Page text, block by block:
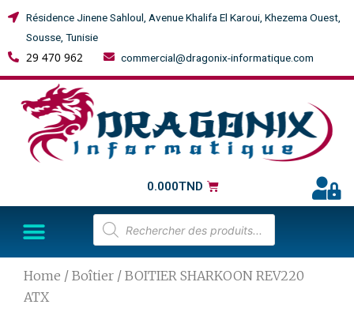
Résidence Jinene Sahloul, Avenue Khalifa El Karoui, Khezema Ouest,
Sousse, Tunisie
29 470 962 commercial@dragonix-informatique.com
0.000TND
Home / Boîtier / BOITIER SHARKOON REV220
ATX